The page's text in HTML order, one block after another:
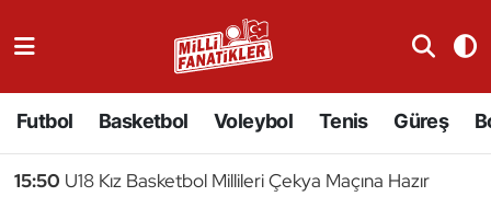
Futbol Basketbol Voleybol Tenis Güreş
15:50 U18 Kız Basketbol Millileri Çekya Maçına Hazır
Badminton